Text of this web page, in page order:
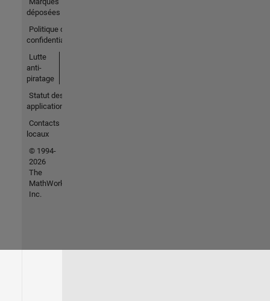
déposées
Politique de
confidentialité
Lutte
anti-
piratage
Statut des
applications
Contacts
locaux
© 1994-
2026
The
MathWorks,
Inc.